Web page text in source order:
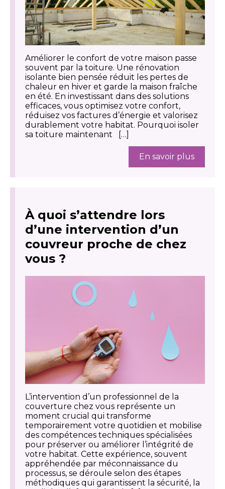
Améliorer le confort de votre maison passe
souvent par la toiture. Une rénovation
isolante bien pensée réduit les pertes de
chaleur en hiver et garde la maison fraîche
en été. En investissant dans des solutions
efficaces, vous optimisez votre confort,
réduisez vos factures d’énergie et valorisez
durablement votre habitat. Pourquoi isoler
sa toiture maintenant […]
En savoir plus
À quoi s’attendre lors
d’une intervention d’un
couvreur proche de chez
vous ?
L’intervention d’un professionnel de la
couverture chez vous représente un
moment crucial qui transforme
temporairement votre quotidien et mobilise
des compétences techniques spécialisées
pour préserver ou améliorer l’intégrité de
votre habitat. Cette expérience, souvent
appréhendée par méconnaissance du
processus, se déroule selon des étapes
méthodiques qui garantissent la sécurité, la